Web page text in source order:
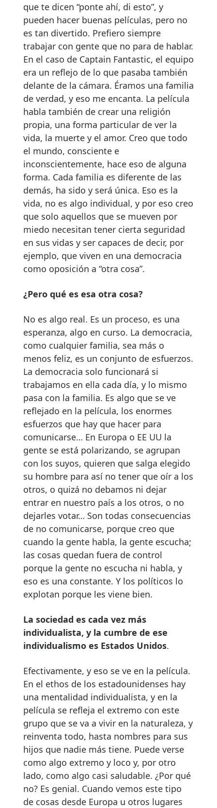
que te dicen “ponte ahí, di esto”, y
pueden hacer buenas películas, pero no
es tan divertido. Prefiero siempre
trabajar con gente que no para de hablar.
En el caso de Captain Fantastic, el equipo
era un reflejo de lo que pasaba también
delante de la cámara. Éramos una familia
de verdad, y eso me encanta. La película
habla también de crear una religión
propia, una forma particular de ver la
vida, la muerte y el amor. Creo que todo
el mundo, consciente e
inconscientemente, hace eso de alguna
forma. Cada familia es diferente de las
demás, ha sido y será única. Eso es la
vida, no es algo individual, y por eso creo
que solo aquellos que se mueven por
miedo necesitan tener cierta seguridad
en sus vidas y ser capaces de decir, por
ejemplo, que viven en una democracia
como oposición a “otra cosa”.
¿Pero qué es esa otra cosa?
No es algo real. Es un proceso, es una
esperanza, algo en curso. La democracia,
como cualquier familia, sea más o
menos feliz, es un conjunto de esfuerzos.
La democracia solo funcionará si
trabajamos en ella cada día, y lo mismo
pasa con la familia. Es algo que se ve
reflejado en la película, los enormes
esfuerzos que hay que hacer para
comunicarse… En Europa o EE UU la
gente se está polarizando, se agrupan
con los suyos, quieren que salga elegido
su hombre para así no tener que oír a los
otros, o quizá no debamos ni dejar
entrar en nuestro país a los otros, o no
dejarles votar… Son todas consecuencias
de no comunicarse, porque creo que
cuando la gente habla, la gente escucha;
las cosas quedan fuera de control
porque la gente no escucha ni habla, y
eso es una constante. Y los políticos lo
explotan porque les viene bien.
La sociedad es cada vez más
individualista, y la cumbre de ese
individualismo es Estados Unidos.
Efectivamente, y eso se ve en la película.
En el ethos de los estadounidenses hay
una mentalidad individualista, y en la
película se refleja el extremo con este
grupo que se va a vivir en la naturaleza, y
reinventa todo, hasta nombres para sus
hijos que nadie más tiene. Puede verse
como algo extremo y loco y, por otro
lado, como algo casi saludable. ¿Por qué
no? Es genial. Cuando vemos este tipo
de cosas desde Europa u otros lugares